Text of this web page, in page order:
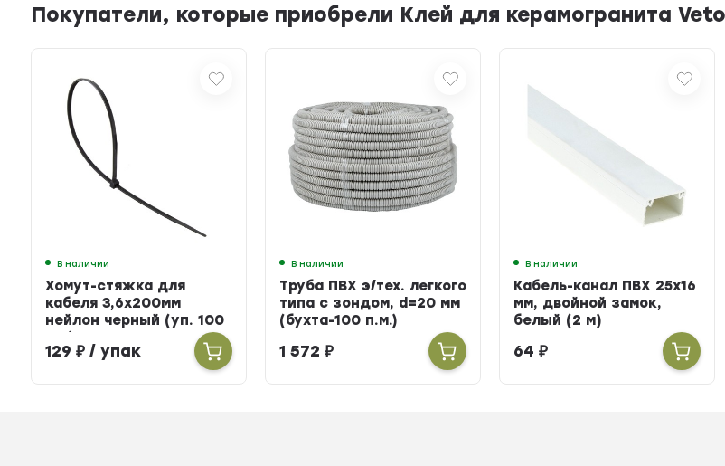
Покупатели, которые приобрели Клей для керамогранита
В наличии
Хомут-стяжка для
кабеля 3,6х200мм
нейлон черный (уп. 100
шт.)
129₽ / упак
В наличии
Труба ПВХ э/тех. легкого
типа с зондом, d=20 мм
(бухта-100 п.м.)
1 572₽
В наличии
Кабель-канал ПВХ 25х16
мм, двойной замок,
белый (2 м)
64₽